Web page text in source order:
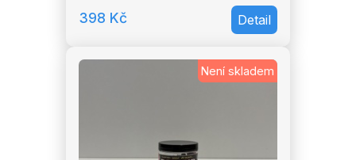
398 Kč Detail
Není skladem